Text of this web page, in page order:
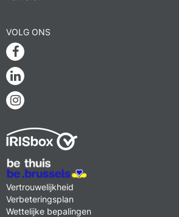
VOLG ONS
Facebook
Linkedin
Instagram
MENU
FOOTER
LEGAL
Vertrouwelijkheid
Verbeteringsplan
Wettelijke bepalingen